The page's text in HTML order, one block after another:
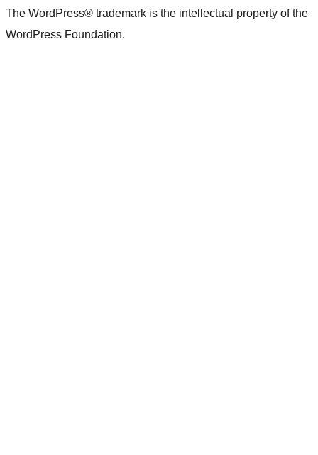
The WordPress® trademark is the intellectual property of the
WordPress Foundation.